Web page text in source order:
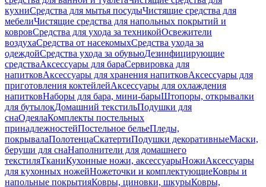
кухниСредства для мытья посудыЧистящие средства для
мебелиЧистящие средства для напольных покрытий и
ковровСредства для ухода за техникойОсвежители
воздухаСредства от насекомыхСредства ухода за
одеждойСредства ухода за обувьюДезинфицирующие
средстваАксессуары для бараСервировка для
напитковАксессуары для хранения напитковАксессуары для
приготовления коктейлейАксессуары для охлаждения
напитковНаборы для бара, мини-барыШтопоры, открывалки
для бутылокДомашний текстильПодушки для
снаОдеялаКомплекты постельных
принадлежностейПостельное бельеПледы,
покрывалаПолотенцаСкатертиПодушки декоративныеМаски,
беруши для снаНаполнители для домашнего
текстиляТканиКухонные ножи, аксессуарыНожиАксессуары
для кухонных ножейНожеточки и комплектующиеКовры и
напольные покрытияКовры, циновки, шкурыКовры,